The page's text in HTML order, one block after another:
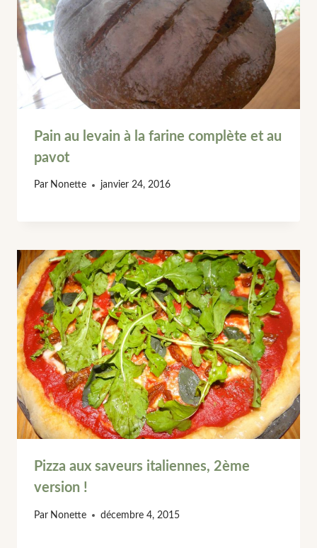
Pain au levain à la farine complète et au
pavot
Par Nonette janvier 24, 2016
Pizza aux saveurs italiennes, 2ème
version !
Par Nonette décembre 4, 2015